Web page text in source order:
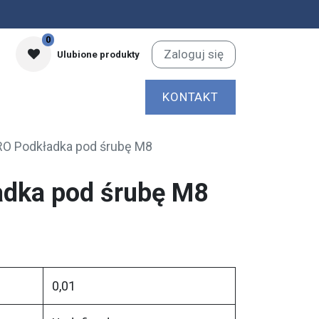
0
Ulubione produkty
Zaloguj się
KONTAKT
Podkładka pod śrubę M8
pod śrubę M8
0,01